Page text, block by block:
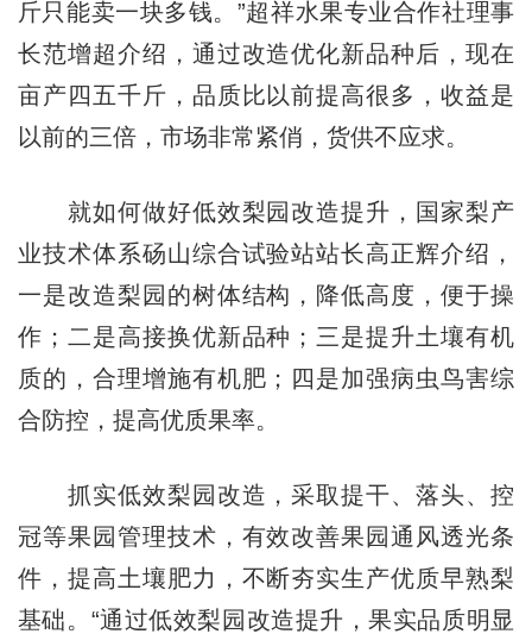
斤只能卖一块多钱。”超祥水果专业合作社理事
长范增超介绍，通过改造优化新品种后，现在
亩产四五千斤，品质比以前提高很多，收益是
以前的三倍，市场非常紧俏，货供不应求。
就如何做好低效梨园改造提升，国家梨产
业技术体系砀山综合试验站站长高正辉介绍，
一是改造梨园的树体结构，降低高度，便于操
作；二是高接换优新品种；三是提升土壤有机
质的，合理增施有机肥；四是加强病虫鸟害综
合防控，提高优质果率。
抓实低效梨园改造，采取提干、落头、控
冠等果园管理技术，有效改善果园通风透光条
件，提高土壤肥力，不断夯实生产优质早熟梨
基础。“通过低效梨园改造提升，果实品质明显